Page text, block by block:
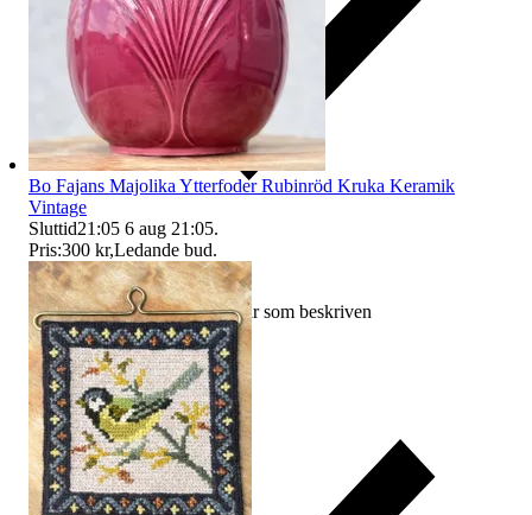
Ersättning om varan inte är som beskriven
Bo Fajans Majolika Ytterfoder Rubinröd Kruka Keramik
Vintage
Sluttid21:05 6 aug 21:05.
Pris:300 kr,Ledande bud.